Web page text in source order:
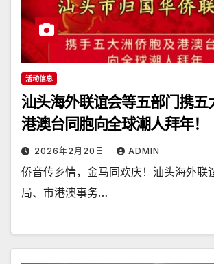
活动信息
汕头海外联谊会等五部门携五
港澳台同胞向全球潮人拜年！
2026年2月20日 ADMIN
侨音传乡情，金马同欢庆！汕头海外联
局、市港澳事务…